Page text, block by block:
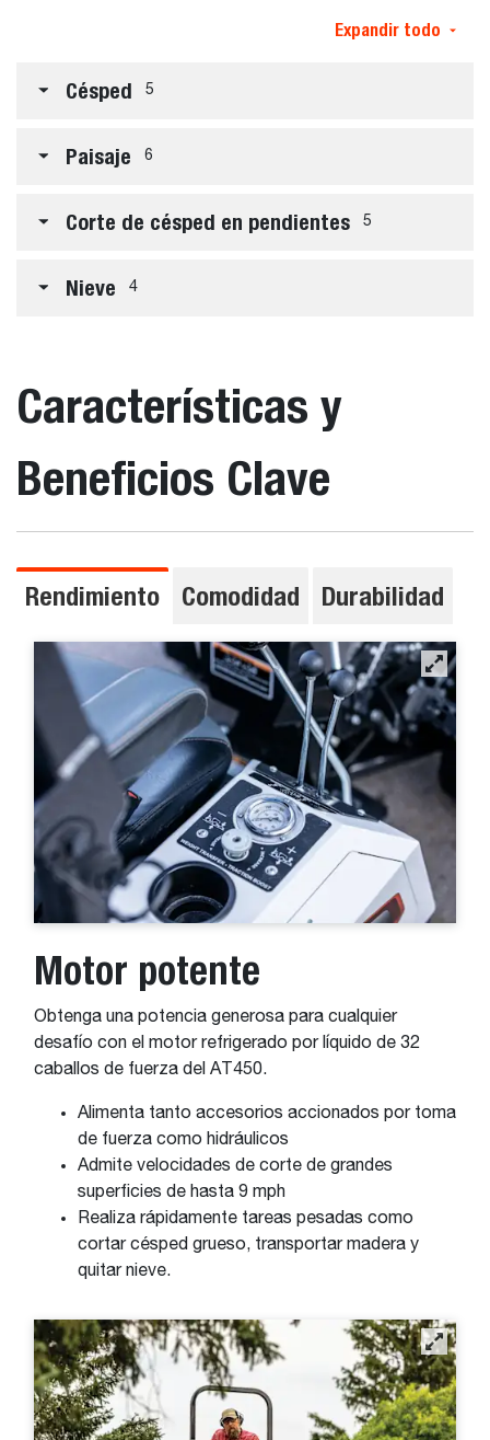
Expandir todo
Césped 5
Paisaje 6
Corte de césped en pendientes 5
Nieve 4
Características y
Beneficios Clave
Rendimiento Comodidad Durabilidad
Motor potente
Obtenga una potencia generosa para cualquier
desafío con el motor refrigerado por líquido de 32
caballos de fuerza del AT450.
Alimenta tanto accesorios accionados por toma
de fuerza como hidráulicos
Admite velocidades de corte de grandes
superficies de hasta 9 mph
Realiza rápidamente tareas pesadas como
cortar césped grueso, transportar madera y
quitar nieve.